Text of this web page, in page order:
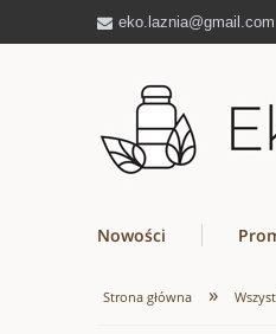
eko.laznia@gmail.com
Nowości
Strona główna »